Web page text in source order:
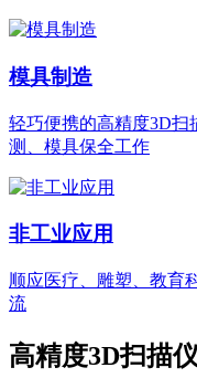
模具制造
轻巧便携的高精度3D扫
测、模具保全工作
非工业应用
顺应医疗、雕塑、教育
流
高精度3D扫描仪